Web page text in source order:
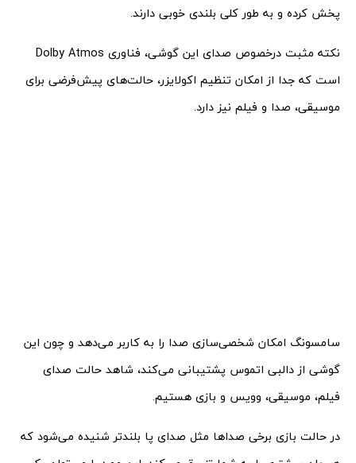
پخش کرده و به طور کلی بلندی خوبی دارند.
نکته مثبت درخصوص صدای این گوشی، فناوری Dolby Atmos
است که جدا از امکان تنظیم اکولایزر، حالت‌های پیش‌فرضی برای
موسیقی، صدا و فیلم نیز دارد.
سامسونگ امکان شخصی‌سازی صدا را به کاربر می‌دهد و چون این
گوشی از دالبی اتموس پشتیبانی می‌کند، شاهد حالت صدای
فیلم، موسیقی، وویس و بازی هستیم.
در حالت بازی برخی صداها مثل صدای پا بلند‌تر شنیده می‌شود که